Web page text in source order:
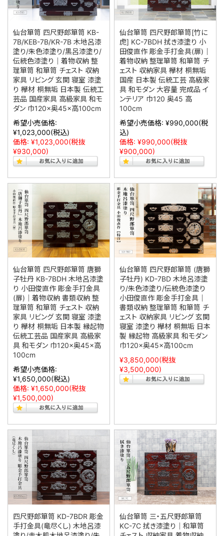
仙台箪笥 四尺野郎箪笥 KB-
7B/KEB-7B/KR-7B 木地呂漆
塗り/朱色漆塗り/黒呂漆塗り/
伝統色漆塗り｜着物収納 整
理箪笥 和箪笥 チェスト 収納
家具 リビング 玄関 寝室 漆塗
り 欅材 桐無垢 日本製 伝統工
芸品 国産家具 高級家具 和モ
ダン 巾120×奥45×高100cm
希望小売価格:
¥1,023,000(税込)
価格: ¥1,023,000(税抜
¥930,000)
仙台箪笥 四尺野郎箪笥[竹に
虎] KC-7BDH 拭き漆塗り 小
田俊直作 彫金手打金具(扉)｜
着物収納 整理箪笥 和箪笥 チ
ェスト 収納家具 欅材 桐無垢
国産 日本製 伝統工芸 高級家
具 和モダン 大容量 完成品 イ
ンテリア 巾120 奥45 高
100cm
希望小売価格: ¥990,000(税
込)
価格: ¥990,000(税抜
¥900,000)
仙台箪笥 四尺野郎箪笥 唐獅
子牡丹 KB-7BDH 木地呂漆塗
り 小田俊直作 彫金手打金具
(扉)｜着物収納 書類収納 整
理箪笥 和箪笥 チェスト 収納
家具 リビング 玄関 寝室 漆塗
り 欅材 桐無垢 日本製 縁起物
伝統工芸品 国産家具 高級家
具 和モダン 巾120×奥45×高
100cm
希望小売価格:
¥1,650,000(税込)
価格: ¥1,650,000(税抜
¥1,500,000)
仙台箪笥 四尺野郎箪笥 (唐獅
子牡丹) KD-7BD 木地呂漆塗
り/朱色漆塗り/伝統色漆塗り
小田俊直作 彫金手打金具｜
書類収納 整理箪笥 和箪笥 チ
ェスト 収納家具 リビング 玄関
寝室 漆塗り 欅材 桐無垢 日本
製 縁起物 高級家具 和モダン
巾120×奥45×高100cm
¥3,850,000(税抜
¥3,500,000)
四尺野郎箪笥 KD-7BDR 彫金
手打金具(竜尽くし) 木地呂漆
仙台箪笥 三・五尺野郎箪笥
KC-7C 拭き漆塗り｜和箪笥